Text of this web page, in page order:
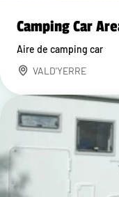
Camping Car
Aire de camping car
VALD'YERRE